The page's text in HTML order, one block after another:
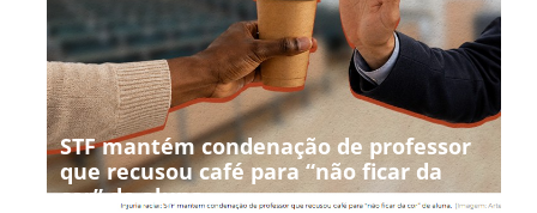
STF mantém condenação de professor
que recusou café para “não ficar da
cor” de aluna